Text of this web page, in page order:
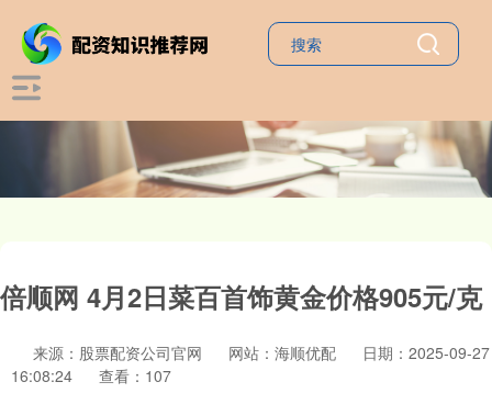
倍顺网 4月2日菜百首饰黄金价格905元/克
来源：股票配资公司官网 网站：海顺优配
日期：2025-09-27
16:08:24
查看：107